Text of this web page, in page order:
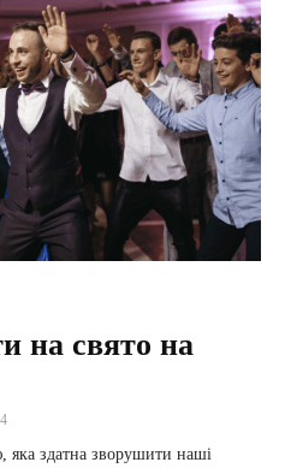
на свято на
яка здатна зворушити наші